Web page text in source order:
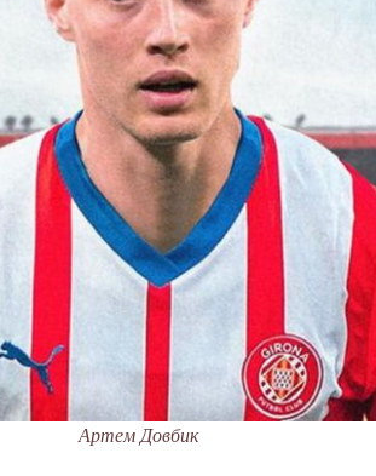
Артем Довбик